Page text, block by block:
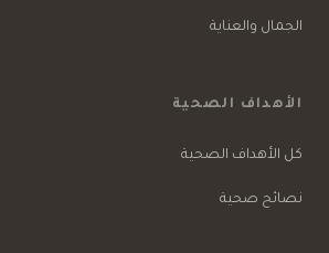
الجمال والعناية
الأهداف الصحية
كل الأهداف الصحية
نصائح صحية